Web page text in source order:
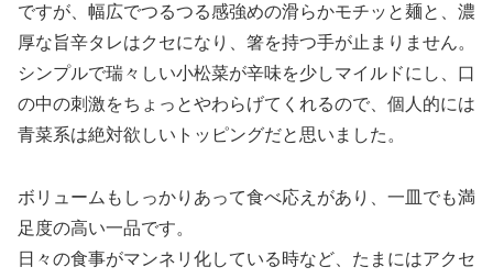
ですが、幅広でつるつる感強めの滑らかモチッと麺と、濃
厚な旨辛タレはクセになり、箸を持つ手が止まりません。
シンプルで瑞々しい小松菜が辛味を少しマイルドにし、口
の中の刺激をちょっとやわらげてくれるので、個人的には
青菜系は絶対欲しいトッピングだと思いました。
ボリュームもしっかりあって食べ応えがあり、一皿でも満
足度の高い一品です。
日々の食事がマンネリ化している時など、たまにはアクセ